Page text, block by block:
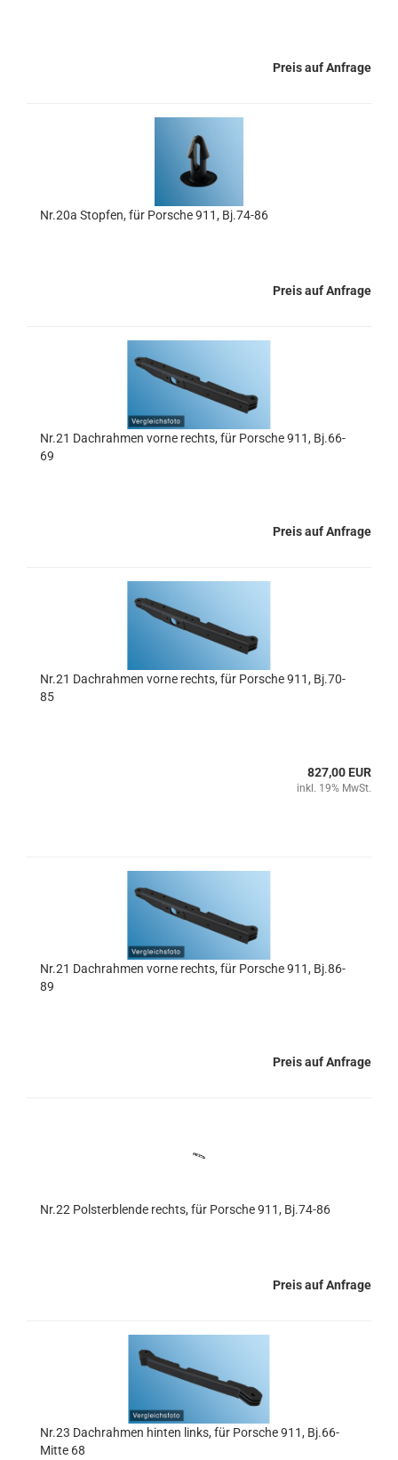
Preis auf Anfrage
Nr.20a Stopfen, für Porsche 911, Bj.74-86
Preis auf Anfrage
Nr.21 Dachrahmen vorne rechts, für Porsche 911, Bj.66-
69
Preis auf Anfrage
Nr.21 Dachrahmen vorne rechts, für Porsche 911, Bj.70-
85
827,00 EUR
inkl. 19% MwSt.
Nr.21 Dachrahmen vorne rechts, für Porsche 911, Bj.86-
89
Preis auf Anfrage
Nr.22 Polsterblende rechts, für Porsche 911, Bj.74-86
Preis auf Anfrage
Nr.23 Dachrahmen hinten links, für Porsche 911, Bj.66-
Mitte 68